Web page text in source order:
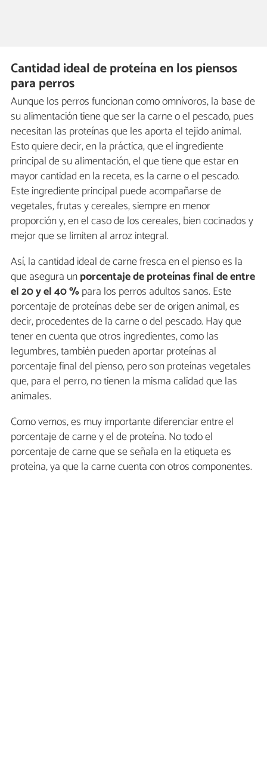
Cantidad ideal de proteína en los piensos
para perros
Aunque los perros funcionan como omnívoros, la base de
su alimentación tiene que ser la carne o el pescado, pues
necesitan las proteínas que les aporta el tejido animal.
Esto quiere decir, en la práctica, que el ingrediente
principal de su alimentación, el que tiene que estar en
mayor cantidad en la receta, es la carne o el pescado.
Este ingrediente principal puede acompañarse de
vegetales, frutas y cereales, siempre en menor
proporción y, en el caso de los cereales, bien cocinados y
mejor que se limiten al arroz integral.
Así, la cantidad ideal de carne fresca en el pienso es la
que asegura unporcentaje de proteínas final de entre
el 20 y el 40 %para los perros adultos sanos. Este
porcentaje de proteínas debe ser de origen animal, es
decir, procedentes de la carne o del pescado. Hay que
tener en cuenta que otros ingredientes, como las
legumbres, también pueden aportar proteínas al
porcentaje final del pienso, pero son proteínas vegetales
que, para el perro, no tienen la misma calidad que las
animales.
Como vemos, es muy importante diferenciar entre el
porcentaje de carne y el de proteína. No todo el
porcentaje de carne que se señala en la etiqueta es
proteína, ya que la carne cuenta con otros componentes.